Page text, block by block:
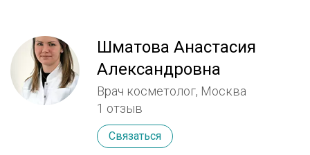
Шматова Анастасия
Александровна
Врач косметолог, Москва
1 отзыв
Связаться